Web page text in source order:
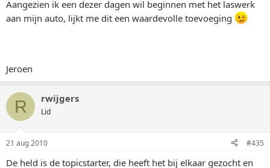
Aangezien ik een dezer dagen wil beginnen met het laswerk
aan mijn auto, lijkt me dit een waardevolle toevoeging
Jeroen
R rwijgers
Lid
21 aug 2010 #435
De held is de topicstarter, die heeft het bij elkaar gezocht en